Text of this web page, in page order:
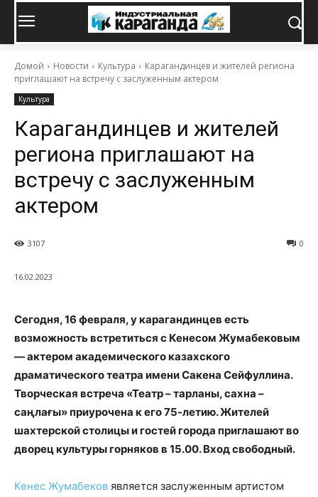
Домой Новости Культура
Карагандинцев и жителей региона
приглашают на встречу с заслуженным актером
Культура
Карагандинцев и жителей
региона приглашают на
встречу с заслуженным
актером
0
3107
16.02.2023
Сегодня, 16 февраля, у карагандинцев есть
возможность встретиться с Кенесом Жумабековым
— актером академического казахского
драматического театра имени Сакена Сейфуллина.
Творческая встреча «Театр – тарланы, сахна –
саңлағы» приурочена к его 75-летию. Жителей
шахтерской столицы и гостей города приглашают во
дворец культуры горняков в 15.00. Вход свободный.
Кенес Жумабеков является заслуженным артистом